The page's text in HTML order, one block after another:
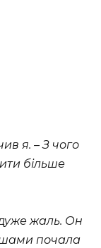
я. – З чого
більше
жаль. Он
почала